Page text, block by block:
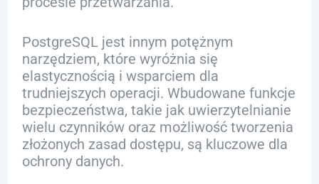
PostgreSQL jest innym potężnym
narzędziem, które wyróżnia się
elastycznością i wsparciem dla
trudniejszych operacji. Wbudowane funkcje
bezpieczeństwa, takie jak uwierzytelnianie
wielu czynników oraz możliwość tworzenia
złożonych zasad dostępu, są kluczowe dla
ochrony danych.